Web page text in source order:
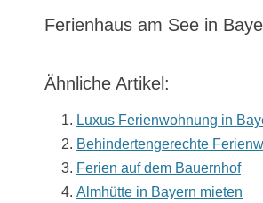
Ferienhaus am See in
Ähnliche Artikel:
Luxus Ferienwohnung in
Behindertengerechte
Ferien auf dem Bauernhof
Almhütte in Bayern mieten